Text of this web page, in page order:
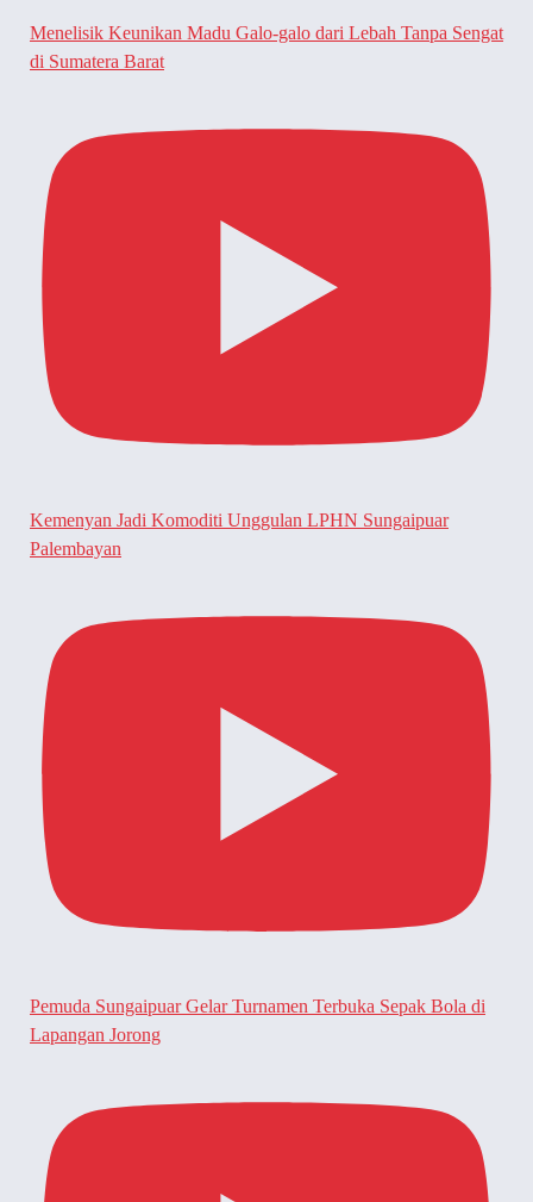
Menelisik Keunikan Madu Galo-galo dari Lebah Tanpa Sengat
di Sumatera Barat
Kemenyan Jadi Komoditi Unggulan LPHN Sungaipuar
Palembayan
Pemuda Sungaipuar Gelar Turnamen Terbuka Sepak Bola di
Lapangan Jorong